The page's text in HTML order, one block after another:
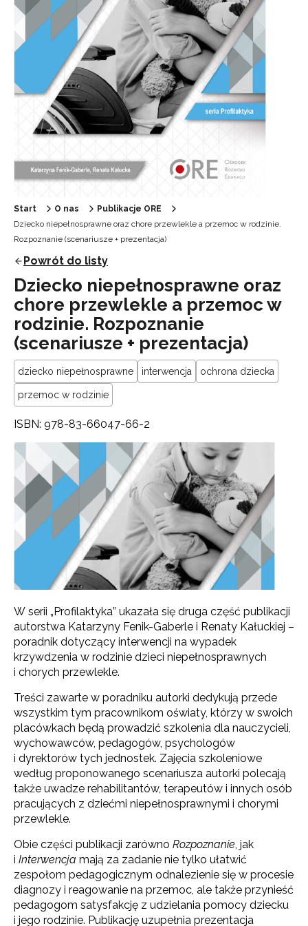
Start O nas
Publikacje ORE
Dziecko niepełnosprawne oraz chore przewlekle a przemoc w rodzinie.
Rozpoznanie (scenariusze + prezentacja)
Powrót do listy
Dziecko niepełnosprawne oraz
chore przewlekle a przemoc w
rodzinie. Rozpoznanie
(scenariusze + prezentacja)
dziecko niepełnosprawne interwencja ochrona dziecka
przemoc w rodzinie
ISBN: 978-83-66047-66-2
W serii „Profilaktyka” ukazała się druga część publikacji
autorstwa Katarzyny Fenik-Gaberle i Renaty Kałuckiej –
poradnik dotyczący interwencji na wypadek
krzywdzenia w rodzinie dzieci niepełnosprawnych
i chorych przewlekle.
Treści zawarte w poradniku autorki dedykują przede
wszystkim tym pracownikom oświaty, którzy w swoich
placówkach będą prowadzić szkolenia dla nauczycieli,
wychowawców, pedagogów, psychologów
i dyrektorów tych jednostek. Zajęcia szkoleniowe
według proponowanego scenariusza autorki polecają
także uwadze rehabilitantów, terapeutów i innych osób
pracujących z dziećmi niepełnosprawnymi i chorymi
przewlekle.
Obie części publikacji zarówno Rozpoznanie, jak
i Interwencja mają za zadanie nie tylko ułatwić
zespołom pedagogicznym od­nalezienie się w procesie
diagnozy i reagowanie na przemoc, ale także przynieść
pedagogom satysfakcję z udzielania pomocy dziecku
i jego rodzinie. Publikację uzupełnia prezentacja